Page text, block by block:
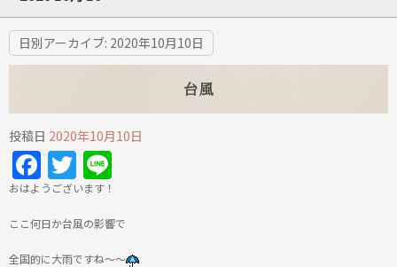
日別アーカイブ: 2020年10月10日
台風
投稿日 2020年10月10日
Facebook
Twitter
おはようございます！
ここ何日か台風の影響で
全国的に大雨ですね～～